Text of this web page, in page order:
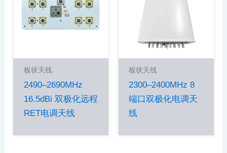
板状天线
2490–2690MHz
16.5dBi 双极化远程
RET电调天线
板状天线
2300–2400MHz 8
端口双极化电调天
线